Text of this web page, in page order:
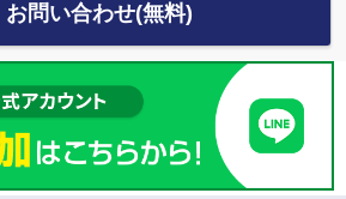
お問い合わせ(無料)